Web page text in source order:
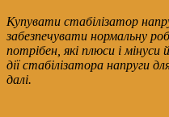
Купувати стабілізатор
забезпечувати нормальну
потрібен, які плюси і
дії стабілізатора напруги
далі.